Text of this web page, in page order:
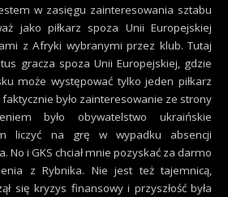
w zasięgu zainteresowania sztabu
jako piłkarz spoza Unii Europejskiej
z Afryki wybranymi przez klub. Tutaj
gracza spoza Unii Europejskiej, gdzie
może występować tylko jeden piłkarz
faktycznie było zainteresowanie ze strony
było obywatelstwo ukraińskie
liczyć na grę w wypadku absencji
No i GKS chciał mnie pozyskać za darmo
z Rybnika. Nie jest też tajemnicą,
się kryzys finansowy i przyszłość była